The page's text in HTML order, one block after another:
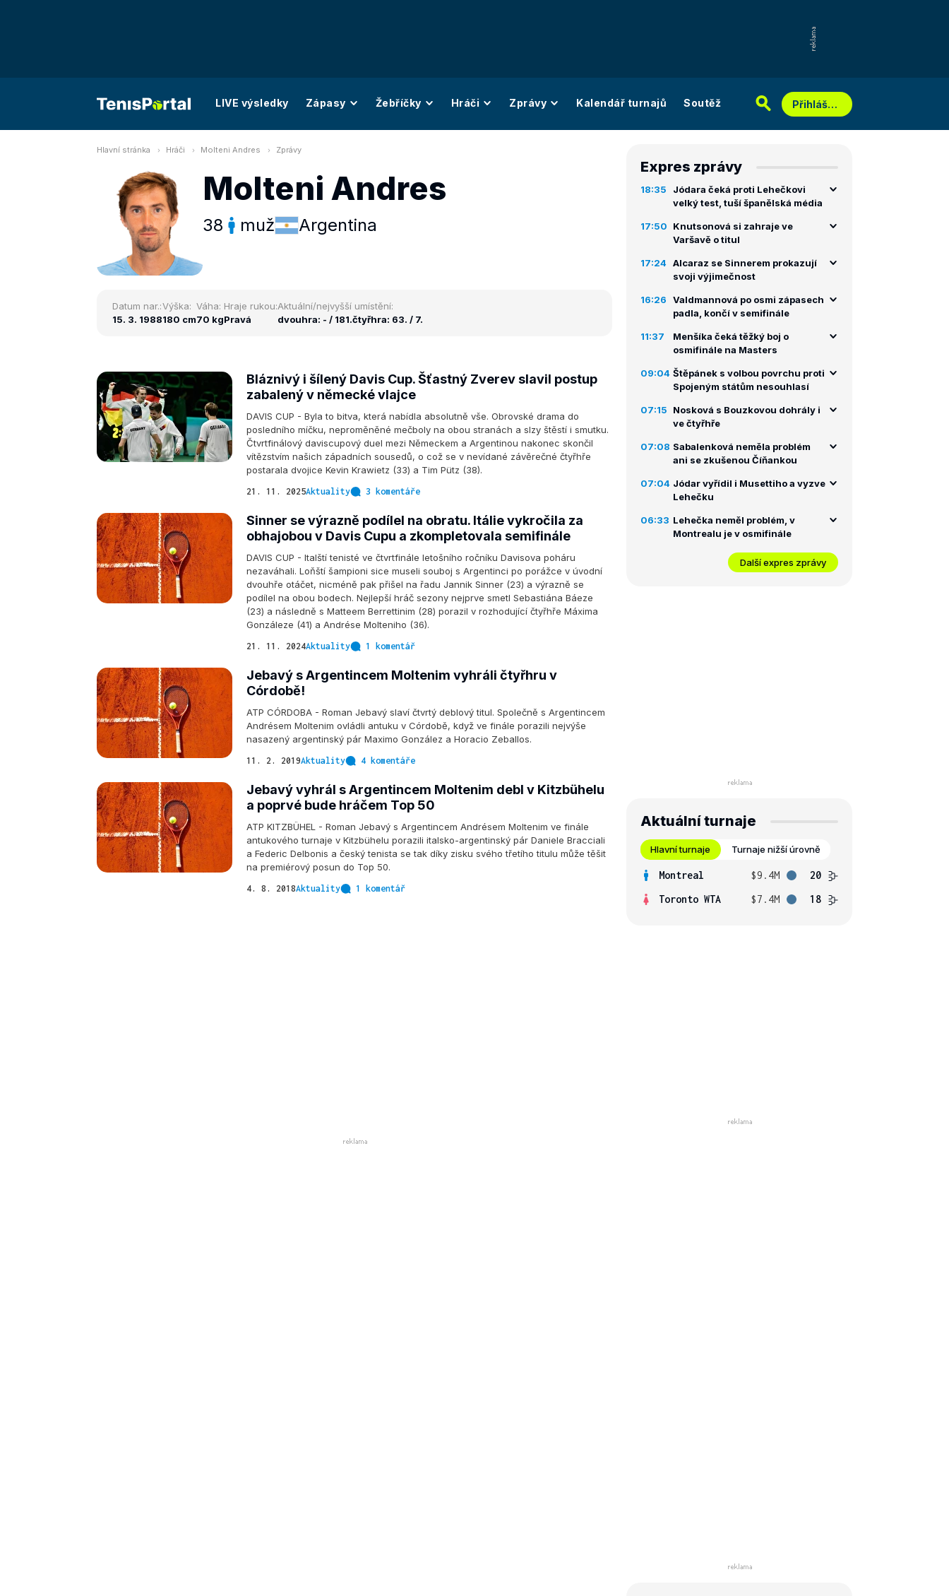
LIVE výsledky Zápasy Žebříčky Hráči Zprávy Kalendář turnajů Soutěž Přihlášení
Hlavní stránka Hráči Molteni Andres Zprávy
Molteni Andres
38 muž Argentina
Datum nar.:
15. 3. 1988
Výška:
180 cm
Váha:
70 kg
Hraje rukou:
Pravá
Aktuální/nejvyšší umístění:
dvouhra: - / 181.čtyřhra: 63. / 7.
Bláznivý i šílený Davis Cup. Šťastný Zverev slavil postup
zabalený v německé vlajce
DAVIS CUP - Byla to bitva, která nabídla absolutně vše. Obrovské drama do
posledního míčku, neproměněné mečboly na obou stranách a slzy štěstí i smutku.
Čtvrtfinálový daviscupový duel mezi Německem a Argentinou nakonec skončil
vítězstvím našich západních sousedů, o což se v nevídané závěrečné čtyřhře
postarala dvojice Kevin Krawietz (33) a Tim Pütz (38).
21. 11. 2025Aktuality 3 komentáře
Sinner se výrazně podílel na obratu. Itálie vykročila za
obhajobou v Davis Cupu a zkompletovala semifinále
DAVIS CUP - Italští tenisté ve čtvrtfinále letošního ročníku Davisova poháru
nezaváhali. Loňští šampioni sice museli souboj s Argentinci po porážce v úvodní
dvouhře otáčet, nicméně pak přišel na řadu Jannik Sinner (23) a výrazně se
podílel na obou bodech. Nejlepší hráč sezony nejprve smetl Sebastiána Báeze
(23) a následně s Matteem Berrettinim (28) porazil v rozhodující čtyřhře Máxima
Gonzáleze (41) a Andrése Molteniho (36).
21. 11. 2024Aktuality 1 komentář
Jebavý s Argentincem Moltenim vyhráli čtyřhru v
Córdobě!
ATP CÓRDOBA - Roman Jebavý slaví čtvrtý deblový titul. Společně s Argentincem
Andrésem Moltenim ovládli antuku v Córdobě, když ve finále porazili nejvýše
nasazený argentinský pár Maximo González a Horacio Zeballos.
11. 2. 2019Aktuality 4 komentáře
Jebavý vyhrál s Argentincem Moltenim debl v Kitzbühelu
a poprvé bude hráčem Top 50
ATP KITZBÜHEL - Roman Jebavý s Argentincem Andrésem Moltenim ve finále
antukového turnaje v Kitzbühelu porazili italsko-argentinský pár Daniele Bracciali
a Federic Delbonis a český tenista se tak díky zisku svého třetího titulu může těšit
na premiérový posun do Top 50.
4. 8. 2018Aktuality 1 komentář
Expres zprávy
18:35
Jódara čeká proti Lehečkovi
velký test, tuší španělská média
17:50
Knutsonová si zahraje ve
Varšavě o titul
17:24 Alcaraz se Sinnerem prokazují
svoji výjimečnost
16:26
Valdmannová po osmi zápasech
padla, končí v semifinále
11:37
Menšíka čeká těžký boj o
osmifinále na Masters
09:04 Štěpánek s volbou povrchu proti
Spojeným státům nesouhlasí
07:15
Nosková s Bouzkovou dohrály i
ve čtyřhře
07:08 Sabalenková neměla problém
ani se zkušenou Číňankou
07:04 Jódar vyřídil i Musettiho a vyzve
Lehečku
06:33 Lehečka neměl problém, v
Montrealu je v osmifinále
Další expres zprávy
Aktuální turnaje
Hlavní turnaje Turnaje nižší úrovně
Montreal $9.4M
20
Toronto WTA
$7.4M 18